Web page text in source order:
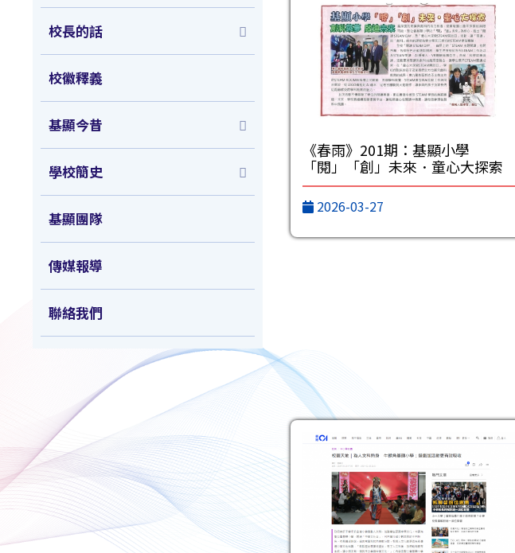
校長的話
校徽釋義
基顯今昔
學校簡史
基顯團隊
傳媒報導
聯絡我們
《春雨》201期：基顯小學
「閱」「創」未來．童心大探索
2026-03-27